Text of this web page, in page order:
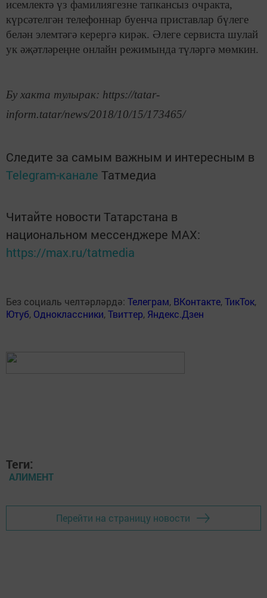
исемлектә үз фамилиягезне тапкансыз очракта,
күрсәтелгән телефоннар буенча приставлар бүлеге
белән элемтәгә керергә кирәк. Әлеге сервиста шулай
ук әҗәтләреңне онлайн режимында түләргә мөмкин.
Бу хакта тулырак: https://tatar-
inform.tatar/news/2018/10/15/173465/
Следите за самым важным и интересным в
Telegram-канале Татмедиа
Читайте новости Татарстана в
национальном мессенджере MАХ:
https://max.ru/tatmedia
Без социаль челтәрләрдә: Телеграм, ВКонтакте,ТикТок,
Ютуб, Одноклассники,Твиттер, Яндекс.Дзен
Теги:
АЛИМЕНТ
Перейти на страницу новости